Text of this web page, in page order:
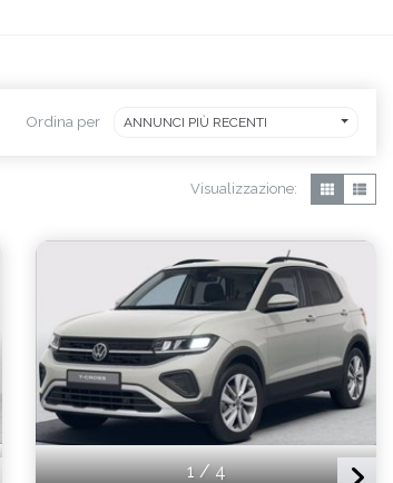
Ordina per ANNUNCI PIÙ RECENTI
Visualizzazione:
1/4